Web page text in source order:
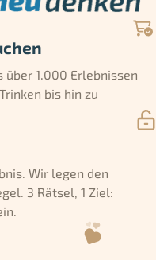
über 1.000 Erlebnissen
bis hin zu
Wir legen den
3 Rätsel, 1 Ziel: